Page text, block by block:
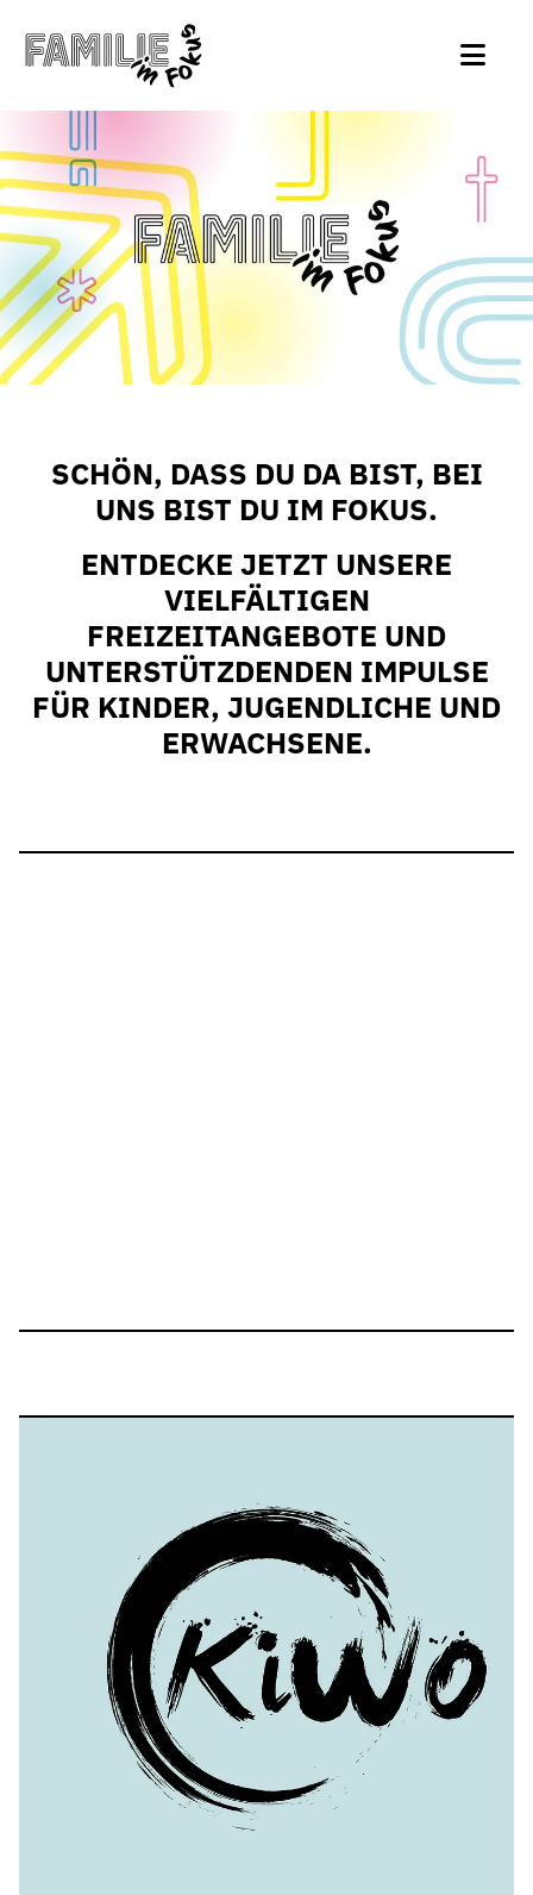
SCHÖN, DASS DU DA BIST, BEI
UNS BIST DU IM FOKUS.
ENTDECKE JETZT UNSERE
VIELFÄLTIGEN
FREIZEITANGEBOTE UND
UNTERSTÜTZDENDEN IMPULSE
FÜR KINDER, JUGENDLICHE UND
ERWACHSENE.